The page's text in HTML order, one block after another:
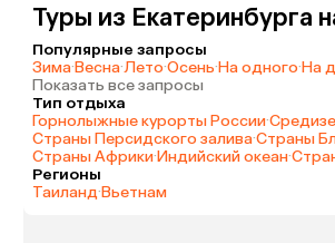
Туры из Екатеринбурга
Популярные запросы
Зима·Весна·Лето·Осень·На одного·На
Показать все запросы
Тип отдыха
Горнолыжные курорты России·
Страны Персидского залива·Страны
Страны Африки·Индийский океан·
Регионы
Таиланд·Вьетнам